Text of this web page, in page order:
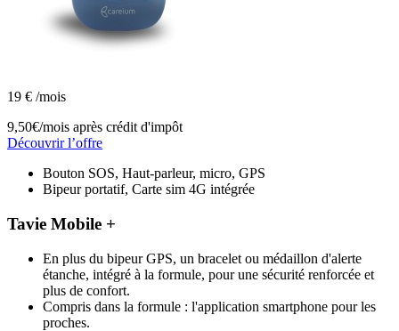
19 € /mois
9,50€/mois après crédit d'impôt
Découvrir l’offre
Bouton SOS, Haut-parleur, micro, GPS
Bipeur portatif, Carte sim 4G intégrée
Tavie Mobile +
En plus du bipeur GPS, un bracelet ou médaillon d'alerte
étanche, intégré à la formule, pour une sécurité renforcée et
plus de confort.
Compris dans la formule : l'application smartphone pour les
proches.